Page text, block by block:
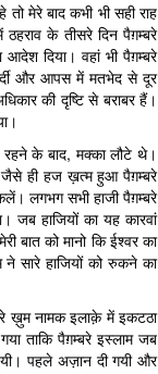
मेरे बाद कभी भी सही राह
के तीसरे दिन पैग़म्बरे
दिया। वहां भी पैग़म्बरे
और आपस में मतभेद से दूर
की दृष्टि से बराबर हैं।
के बाद, मक्का लौटे थे।
ही हज ख़त्म हुआ पैग़म्बरे
लगभग सभी हाजी पैग़म्बरे
हाजियों का यह कारवां
बात को मानो कि ईश्वर का
ने सारे हाजियों को रुकने का
ख़ुम नामक इलाक़े में इकटठा
ताकि पैग़म्बरे इस्लाम जब
पहले अज़ान दी गयी और